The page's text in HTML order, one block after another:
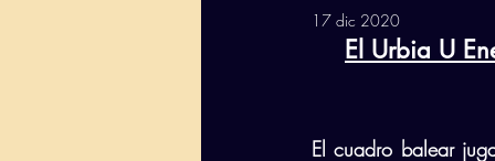
17 dic 2020
El Urbia U
El cuadro balear